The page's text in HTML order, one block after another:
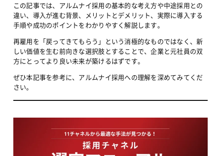
この記事では、アルムナイ採用の基本的な考え方や中途採用との
違い、導入が進む背景、メリットとデメリット、実際に導入する
手順や成功のポイントをわかりやすく解説します。
再雇用を「戻ってきてもらう」という消極的なものではなく、新
しい価値を生む前向きな選択肢とすることで、企業と元社員の双
方にとってより良い未来が築けるはずです。
ぜひ本記事を参考に、アルムナイ採用への理解を深めてみてくだ
さい。